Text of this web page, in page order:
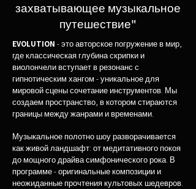
захватывающее музыкальное
путешествие"
EVOLUTION - это авторское погружение в мир,
где классическая глубина скрипки и
виолончели вступает в резонанс с
гипнотическим хангом - уникальное для
мировой сцены сочетание инструментов. Мы
создаем пространство, в котором стираются
границы между жанрами и временами.
Музыкальное полотно шоу разворачивается
как живой ландшафт: от медитативного покоя
до мощного драйва симфонического рока. В
программе - оригинальные композиции и
неожиданные прочтения культовых шедевров.